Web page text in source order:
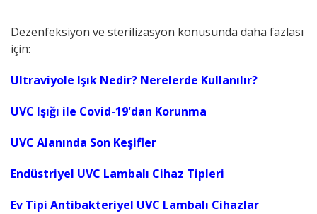
Dezenfeksiyon ve sterilizasyon konusunda daha fazlası
için:
Ultraviyole Işık Nedir? Nerelerde Kullanılır?
UVC Işığı ile Covid-19'dan Korunma
UVC Alanında Son Keşifler
Endüstriyel UVC Lambalı Cihaz Tipleri
Ev Tipi Antibakteriyel UVC Lambalı Cihazlar